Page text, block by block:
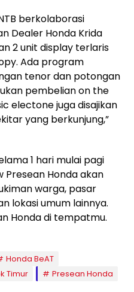
berkolaborasi
Dealer Honda Krida
2 unit display terlaris
Ada program
tenor dan potongan
pembelian on the
electone juga disajikan
yang berkunjung,”
1 hari mulai pagi
Presean Honda akan
warga, pasar
lokasi umum lainnya.
Honda di tempatmu.
Honda BeAT
Timur Presean Honda